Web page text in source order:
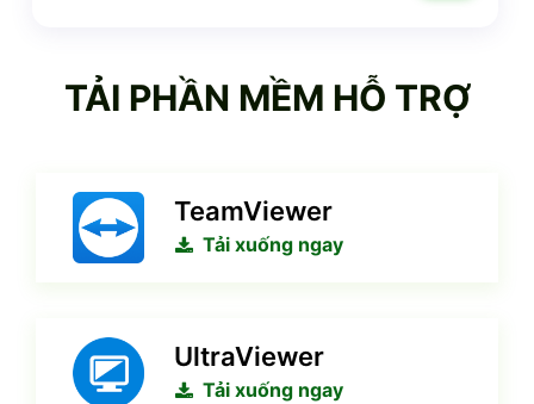
TẢI PHẦN MỀM HỖ TRỢ
TeamViewer
Tải xuống ngay
UltraViewer
Tải xuống ngay